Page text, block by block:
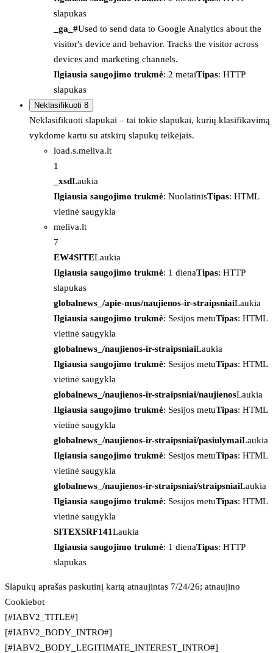
slapukas
_ga_#Used to send data to Google Analytics about the
visitor's device and behavior. Tracks the visitor across
devices and marketing channels.
Ilgiausia saugojimo trukmė: 2 metaiTipas: HTTP
slapukas
Neklasifikuoti 8
Neklasifikuoti slapukai – tai tokie slapukai, kurių klasifikavimą
vykdome kartu su atskirų slapukų teikėjais.
load.s.meliva.lt
1
_xsdLaukia
Ilgiausia saugojimo trukmė: NuolatinisTipas: HTML
vietinė saugykla
meliva.lt
7
EW4SITELaukia
Ilgiausia saugojimo trukmė: 1 dienaTipas: HTTP
slapukas
globalnews_/apie-mus/naujienos-ir-straipsniaiLaukia
Ilgiausia saugojimo trukmė: Sesijos metuTipas: HTML
vietinė saugykla
globalnews_/naujienos-ir-straipsniaiLaukia
Ilgiausia saugojimo trukmė: Sesijos metuTipas: HTML
vietinė saugykla
globalnews_/naujienos-ir-straipsniai/naujienosLaukia
Ilgiausia saugojimo trukmė: Sesijos metuTipas: HTML
vietinė saugykla
globalnews_/naujienos-ir-straipsniai/pasiulymaiLaukia
Ilgiausia saugojimo trukmė: Sesijos metuTipas: HTML
vietinė saugykla
globalnews_/naujienos-ir-straipsniai/straipsniaiLaukia
Ilgiausia saugojimo trukmė: Sesijos metuTipas: HTML
vietinė saugykla
SITEXSRF141Laukia
Ilgiausia saugojimo trukmė: 1 dienaTipas: HTTP
slapukas
Slapukų aprašas paskutinį kartą atnaujintas 7/24/26; atnaujino
Cookiebot
[#IABV2_TITLE#]
[#IABV2_BODY_INTRO#]
[#IABV2_BODY_LEGITIMATE_INTEREST_INTRO#]